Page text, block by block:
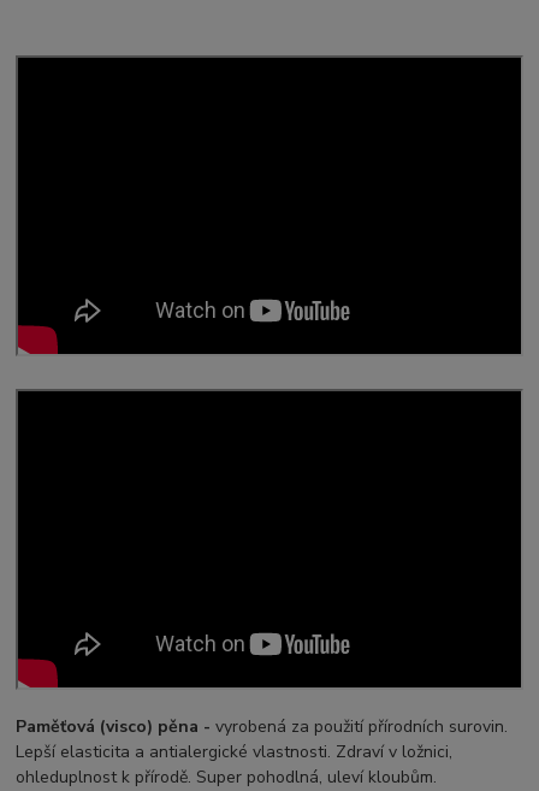
Paměťová (visco) pěna -vyrobená za použití přírodních surovin.
Lepší elasticita a antialergické vlastnosti. Zdraví v ložnici,
ohleduplnost k přírodě. Super pohodlná, uleví kloubům.